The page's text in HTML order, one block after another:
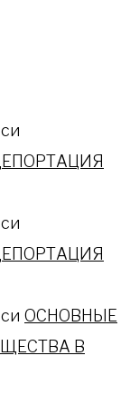
ОСНОВНЫЕ
В